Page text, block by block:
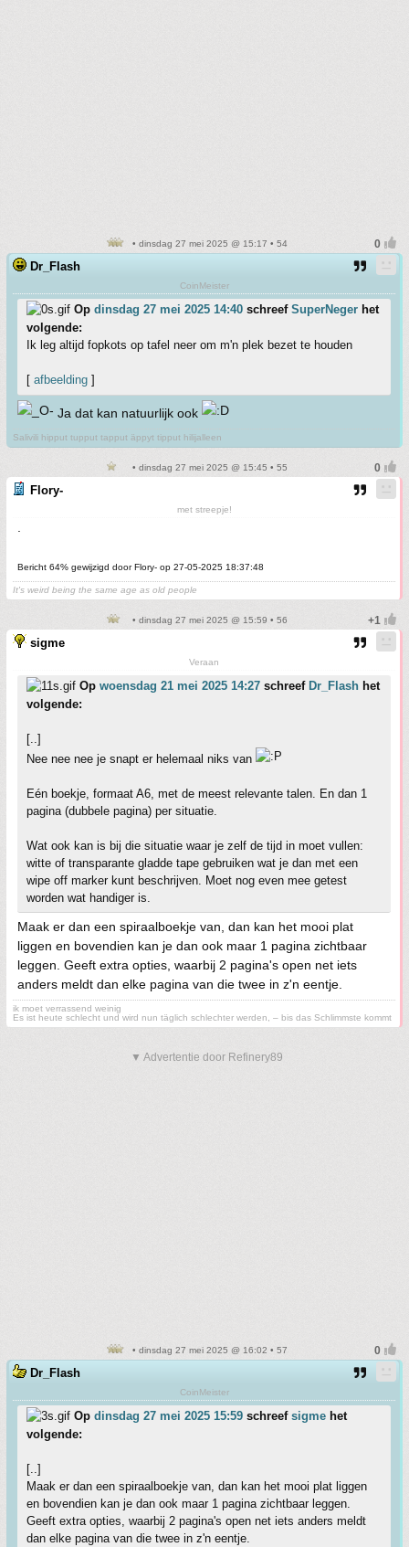
• dinsdag 27 mei 2025 @ 15:17 • 54
Dr_Flash
CoinMeister
Op dinsdag 27 mei 2025 14:40 schreef SuperNeger het
volgende:
Ik leg altijd fopkots op tafel neer om m'n plek bezet te houden
[ afbeelding ]
Ja dat kan natuurlijk ook
Salivili hipput tupput tapput äppyt tipput hilijalleen
• dinsdag 27 mei 2025 @ 15:45 • 55
Flory-
met streepje!
Bericht 64% gewijzigd door Flory- op 27-05-2025 18:37:48
It's weird being the same age as old people
• dinsdag 27 mei 2025 @ 15:59 • 56
sigme
Veraan
Op woensdag 21 mei 2025 14:27 schreef Dr_Flash het
volgende:
[..]
Nee nee nee je snapt er helemaal niks van
Eén boekje, formaat A6, met de meest relevante talen. En dan 1
pagina (dubbele pagina) per situatie.
Wat ook kan is bij die situatie waar je zelf de tijd in moet vullen:
witte of transparante gladde tape gebruiken wat je dan met een
wipe off marker kunt beschrijven. Moet nog even mee getest
worden wat handiger is.
Maak er dan een spiraalboekje van, dan kan het mooi plat
liggen en bovendien kan je dan ook maar 1 pagina zichtbaar
leggen. Geeft extra opties, waarbij 2 pagina's open net iets
anders meldt dan elke pagina van die twee in z'n eentje.
ik moet verrassend weinig
Es ist heute schlecht und wird nun täglich schlechter werden, – bis das Schlimmste kommt
▼ Advertentie door Refinery89
• dinsdag 27 mei 2025 @ 16:02 • 57
Dr_Flash
CoinMeister
Op dinsdag 27 mei 2025 15:59 schreef sigme het
volgende:
[..]
Maak er dan een spiraalboekje van, dan kan het mooi plat liggen
en bovendien kan je dan ook maar 1 pagina zichtbaar leggen.
Geeft extra opties, waarbij 2 pagina's open net iets anders meldt
dan elke pagina van die twee in z'n eentje.